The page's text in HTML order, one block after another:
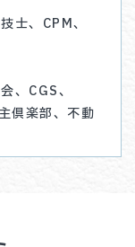
士、CPM、
、CGS、
倶楽部、不動